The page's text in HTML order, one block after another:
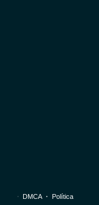
・ DMCA・ Política